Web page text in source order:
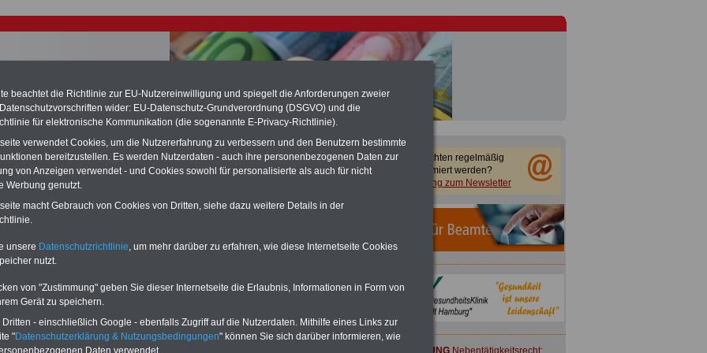
Reha - Recherchieren Sie mit dem "führenden" Klinikverzeichnis
führende Klinikverzeichnis rund um die Beihilfe" gibt ihnen Orientierung
nach der geeigneten Klinik für Ihre nächsten Reha. Sie können auch
von A bis Z
suchen. Beamtinnen und Beamte finden zudem
Angebote nach Gesundheitswochen..
des Landes Rheinland-Pfalz § 2a Höhe der
OnlineServicefür 10 Euro
von 12 Monaten bleiben Sie in den
wichtigsten Fragen zum Öffentlichen
Dienst auf dem Laufenden: auch ein
Sie möchten regelmäßig
informiert werden?
Anmeldung zum Newsletter
ACHTUNG Nebentätigkeitsrecht:
beachtet die Richtlinie zur EU-Nutzereinwilligung und spiegelt die Anforderungen zweier
wider: EU-Datenschutz-Grundverordnung (DSGVO) und die
für elektronische Kommunikation (die sogenannte E-Privacy-Richtlinie).
verwendet Cookies, um die Nutzererfahrung zu verbessern und den Benutzern bestimmte
bereitzustellen. Es werden Nutzerdaten - auch ihre personenbezogenen Daten zur
von Anzeigen verwendet - und Cookies sowohl für personalisierte als auch für nicht
Werbung genutzt.
macht Gebrauch von Cookies von Dritten, siehe dazu weitere Details in der
unsere Datenschutzrichtlinie, um mehr darüber zu erfahren, wie diese Internetseite Cookies
nutzt.
von "Zustimmung" geben Sie dieser Internetseite die Erlaubnis, Informationen in Form von
Gerät zu speichern.
- einschließlich Google - ebenfalls Zugriff auf die Nutzerdaten. Mithilfe eines Links zur
"Datenschutzerklärung & Nutzungsbedingungen" können Sie sich darüber informieren, wie
Daten verwendet.